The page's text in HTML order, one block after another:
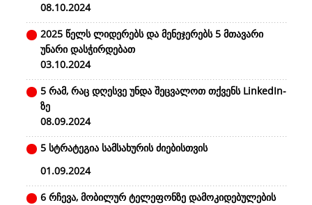
08.10.2024
2025 წელს ლიდერებს და მენეჯერებს 5 მთავარი
უნარი დასჭირდებათ
03.10.2024
5 რამ, რაც დღესვე უნდა შეცვალოთ თქვენს LinkedIn-
ზე
08.09.2024
5 სტრატეგია სამსახურის ძიებისთვის
01.09.2024
6 რჩევა, მობილურ ტელეფონზე დამოკიდებულების